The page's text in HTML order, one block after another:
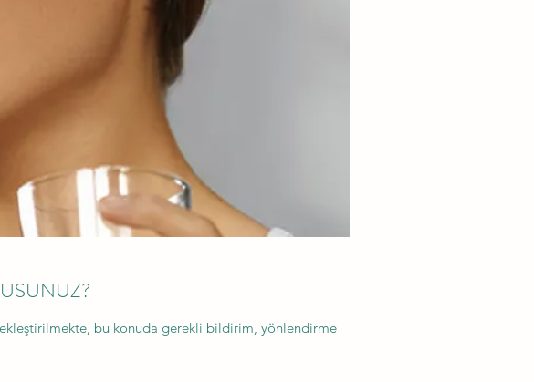
bu konuda gerekli bildirim, yönlendirme